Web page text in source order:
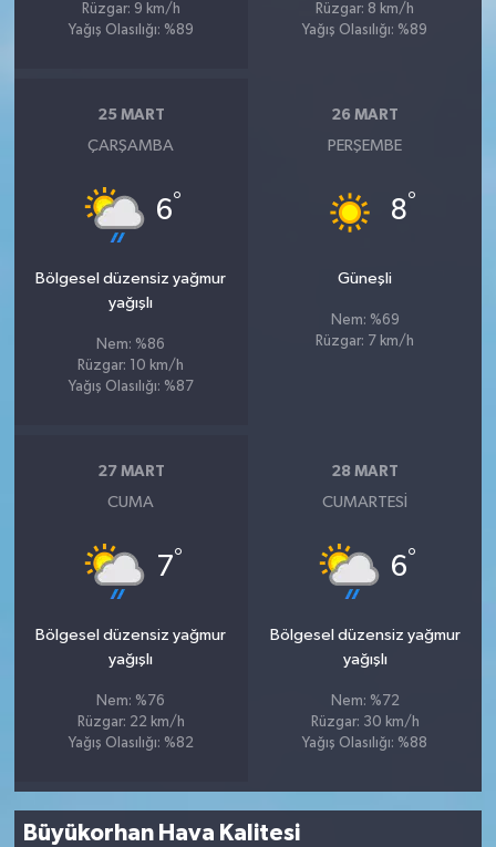
Rüzgar: 9 km/h
Yağış Olasılığı: %89
Rüzgar: 8 km/h
Yağış Olasılığı: %89
25 MART
ÇARŞAMBA
6°
Bölgesel düzensiz yağmur
yağışlı
Nem: %86
Rüzgar: 10 km/h
Yağış Olasılığı: %87
26 MART
PERŞEMBE
8°
Güneşli
Nem: %69
Rüzgar: 7 km/h
27 MART
CUMA
7°
Bölgesel düzensiz yağmur
yağışlı
Nem: %76
Rüzgar: 22 km/h
Yağış Olasılığı: %82
28 MART
CUMARTESI
6°
Bölgesel düzensiz yağmur
yağışlı
Nem: %72
Rüzgar: 30 km/h
Yağış Olasılığı: %88
Büyükorhan Hava Kalitesi